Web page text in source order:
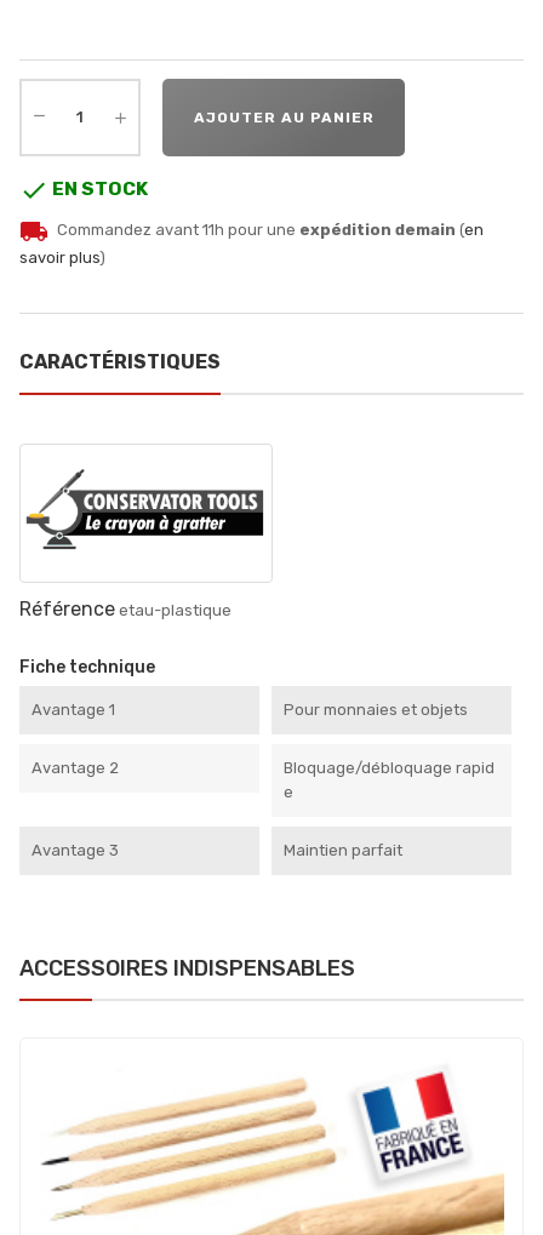
AJOUTER AU PANIER
 EN STOCK
local_shipping Commandez avant 11h pour une expédition demain (en
savoir plus)
CARACTÉRISTIQUES
Référence etau-plastique
Fiche technique
Avantage 1 Pour monnaies et objets
Avantage 2
Bloquage/débloquage rapid
e
Avantage 3 Maintien parfait
ACCESSOIRES INDISPENSABLES